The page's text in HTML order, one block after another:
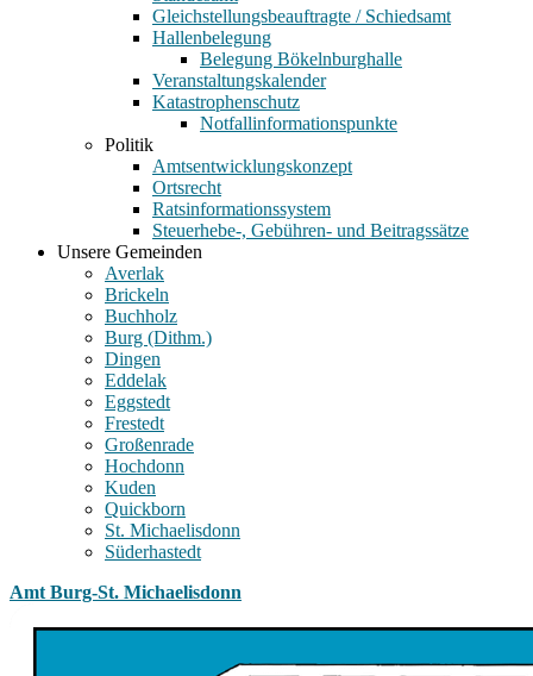
Gleichstellungsbeauftragte / Schiedsamt
Hallenbelegung
Belegung Bökelnburghalle
Veranstaltungskalender
Katastrophenschutz
Notfallinformationspunkte
Politik
Amtsentwicklungskonzept
Ortsrecht
Ratsinformationssystem
Steuerhebe-, Gebühren- und Beitragssätze
Unsere Gemeinden
Averlak
Brickeln
Buchholz
Burg (Dithm.)
Dingen
Eddelak
Eggstedt
Frestedt
Großenrade
Hochdonn
Kuden
Quickborn
St. Michaelisdonn
Süderhastedt
Amt Burg-St. Michaelisdonn